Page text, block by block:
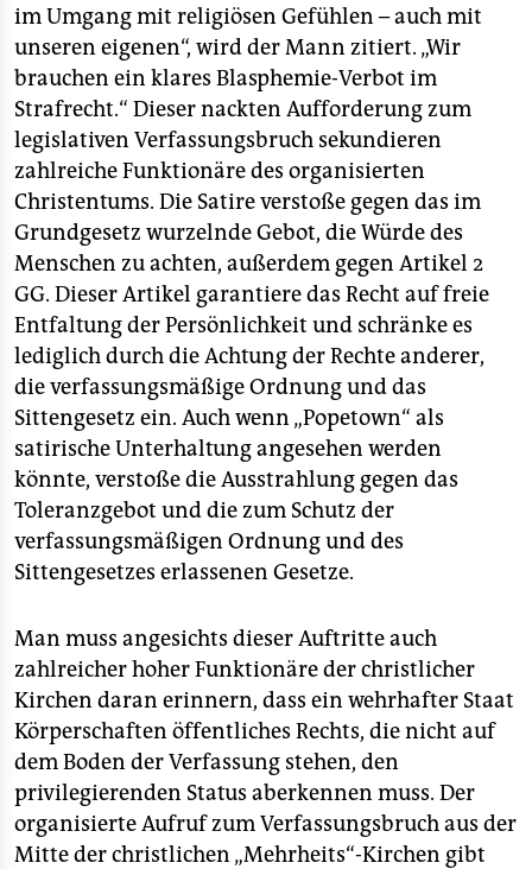
im Umgang mit religiösen Gefühlen – auch mit
unseren eigenen“, wird der Mann zitiert. „Wir
brauchen ein klares Blasphemie-Verbot im
Strafrecht.“ Dieser nackten Aufforderung zum
legislativen Verfassungsbruch sekundieren
zahlreiche Funktionäre des organisierten
Christentums. Die Satire verstoße gegen das im
Grundgesetz wurzelnde Gebot, die Würde des
Menschen zu achten, außerdem gegen Artikel 2
GG. Dieser Artikel garantiere das Recht auf freie
Entfaltung der Persönlichkeit und schränke es
lediglich durch die Achtung der Rechte anderer,
die verfassungsmäßige Ordnung und das
Sittengesetz ein. Auch wenn „Popetown“ als
satirische Unterhaltung angesehen werden
könnte, verstoße die Ausstrahlung gegen das
Toleranzgebot und die zum Schutz der
verfassungsmäßigen Ordnung und des
Sittengesetzes erlassenen Gesetze.
Man muss angesichts dieser Auftritte auch
zahlreicher hoher Funktionäre der christlicher
Kirchen daran erinnern, dass ein wehrhafter Staat
Körperschaften öffentliches Rechts, die nicht auf
dem Boden der Verfassung stehen, den
privilegierenden Status aberkennen muss. Der
organisierte Aufruf zum Verfassungsbruch aus der
Mitte der christlichen „Mehrheits“-Kirchen gibt